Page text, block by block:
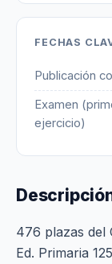
FECHAS
Publicación
Examen
ejercicio)
476 plazas
Ed. Primaria